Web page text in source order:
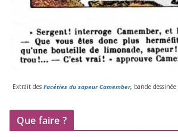
Extrait desFacéties du sapeur Camember, bande
Que faire ?